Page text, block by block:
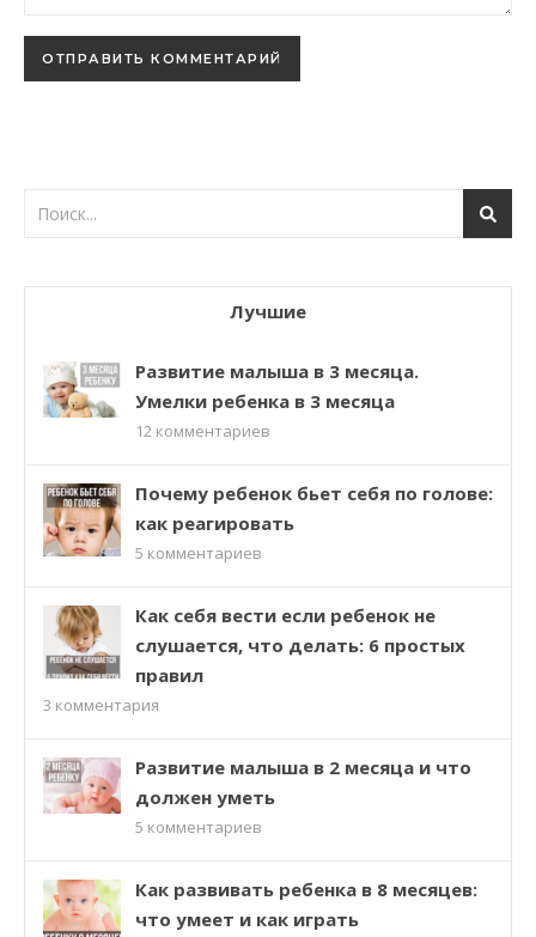
Лучшие
Развитие малыша в 3 месяца.
Умелки ребенка в 3 месяца
12 комментариев
Почему ребенок бьет себя по голове:
как реагировать
5 комментариев
Как себя вести если ребенок не
слушается, что делать: 6 простых
правил
3 комментария
Развитие малыша в 2 месяца и что
должен уметь
5 комментариев
Как развивать ребенка в 8 месяцев:
что умеет и как играть